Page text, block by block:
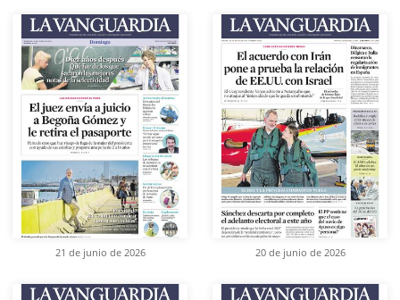
21 de junio de 2026 20 de junio de 2026